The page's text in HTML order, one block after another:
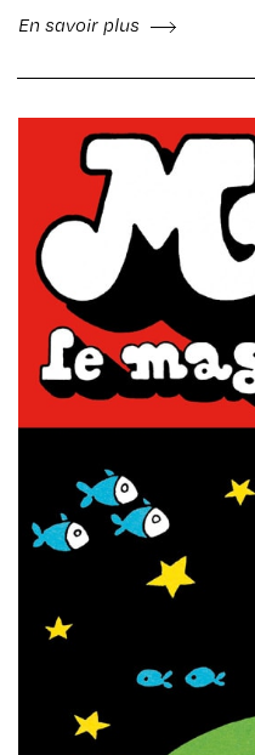
En savoir plus